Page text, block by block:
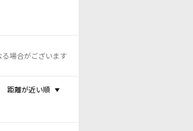
場合がございます
距離が近い順